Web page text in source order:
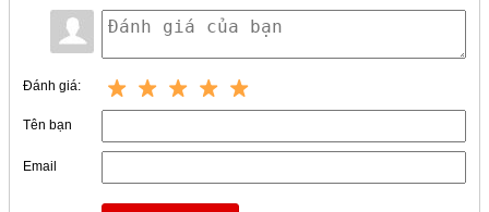
Đánh giá:
Tên bạn
Email